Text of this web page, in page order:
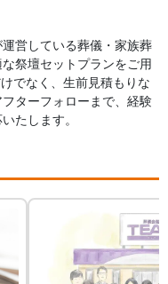
営している葬儀・家族葬
祭壇セットプランをご用
でなく、生前見積もりな
ターフォローまで、経験
たします。